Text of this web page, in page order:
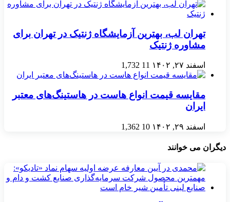
تهران لب، بهترین آزمایشگاه ژنتیک در تهران برای
مشاوره ژنتیک
اسفند ۲۷, ۱۴۰۲ 11
1,732
مقایسه قیمت انواع هاست در هاستینگ‌های معتبر
ایران
اسفند ۲۹, ۱۴۰۲ 10
1,362
دیگران می خوانند